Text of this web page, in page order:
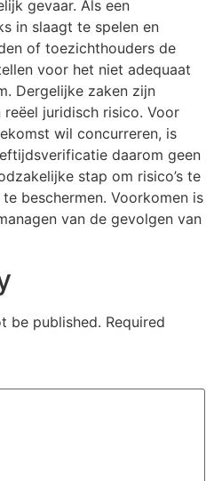
gevaar. Als een
in slaagt te spelen en
of toezichthouders de
voor het niet adequaat
Dergelijke zaken zijn
juridisch risico. Voor
wil concurreren, is
daarom geen
stap om risico’s te
beschermen. Voorkomen is
van de gevolgen van
be published. Required